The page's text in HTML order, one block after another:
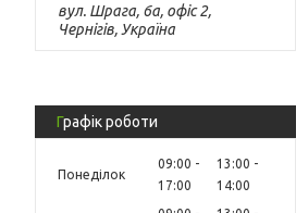
вул. Шрага, 6а, офіс 2,
Чернігів, Україна
Графік роботи
Понеділок
09:00
17:00
13:00
14:00